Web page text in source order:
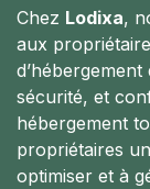
Chez Lodixa,
aux
sécurité, et
hébergement
propriétaires
optimiser et à